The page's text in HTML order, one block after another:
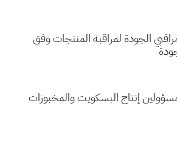
الجودة لمراقبة المنتجات وفق
إنتاج البسكويت والمخبوزات